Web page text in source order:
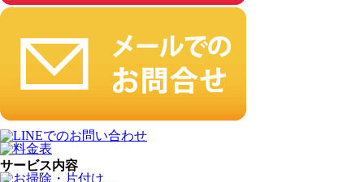
サービス内容